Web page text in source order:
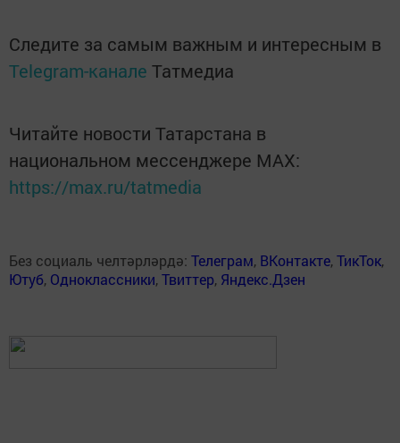
Следите за самым важным и интересным в
Telegram-канале Татмедиа
Читайте новости Татарстана в
национальном мессенджере MАХ:
https://max.ru/tatmedia
Без социаль челтәрләрдә: Телеграм, ВКонтакте,ТикТок,
Ютуб, Одноклассники,Твиттер, Яндекс.Дзен